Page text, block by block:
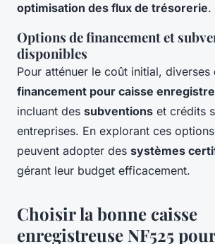
optimisation des flux de trésorerie.
Options de financement et
disponibles
Pour atténuer le coût initial, diverses
financement pour caisse
incluant des subventions et crédits
entreprises. En explorant ces
peuvent adopter des systèmes
gérant leur budget efficacement.
Choisir la bonne caisse
enregistreuse NF525